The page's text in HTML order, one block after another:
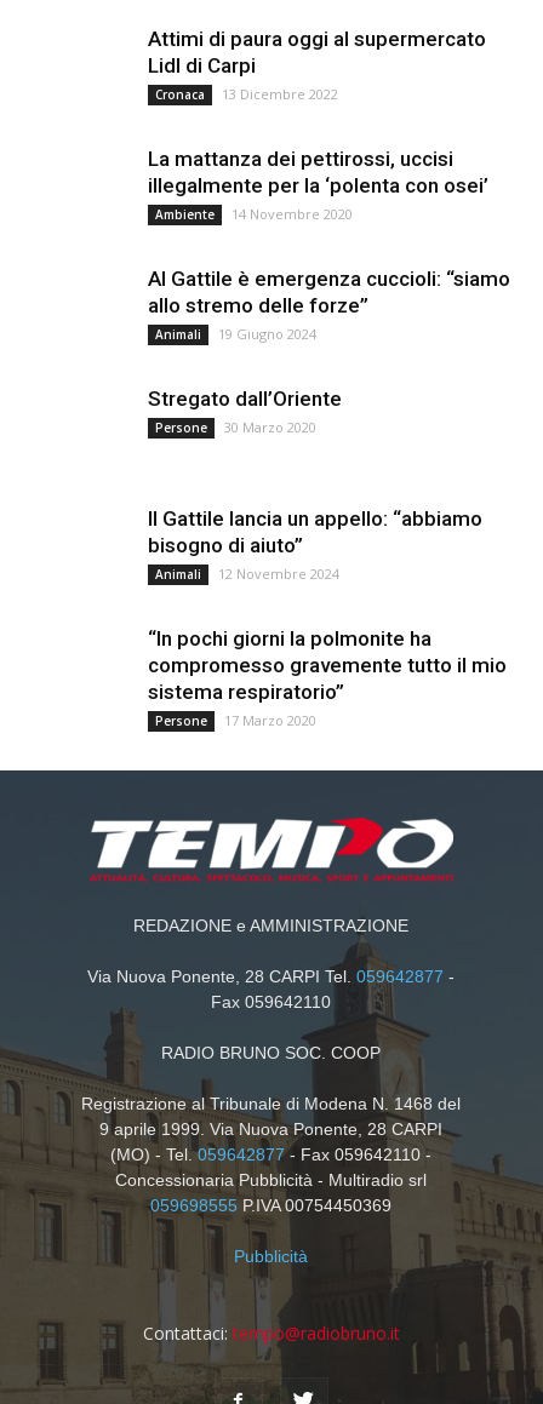
Attimi di paura oggi al supermercato
Lidl di Carpi
Cronaca 13 Dicembre 2022
La mattanza dei pettirossi, uccisi
illegalmente per la ‘polenta con osei’
Ambiente 14 Novembre 2020
Al Gattile è emergenza cuccioli: “siamo
allo stremo delle forze”
Animali 19 Giugno 2024
Stregato dall’Oriente
Persone 30 Marzo 2020
Il Gattile lancia un appello: “abbiamo
bisogno di aiuto”
Animali 12 Novembre 2024
“In pochi giorni la polmonite ha
compromesso gravemente tutto il mio
sistema respiratorio”
Persone 17 Marzo 2020
REDAZIONE e AMMINISTRAZIONE
Via Nuova Ponente, 28 CARPI Tel.059642877 -
Fax 059642110
RADIO BRUNO SOC. COOP
Registrazione al Tribunale di Modena N. 1468 del
9 aprile 1999. Via Nuova Ponente, 28 CARPI
(MO) - Tel.059642877- Fax 059642110 -
Concessionaria Pubblicità - Multiradio srl
059698555 P.IVA 00754450369
Pubblicità
Contattaci: tempo@radiobruno.it